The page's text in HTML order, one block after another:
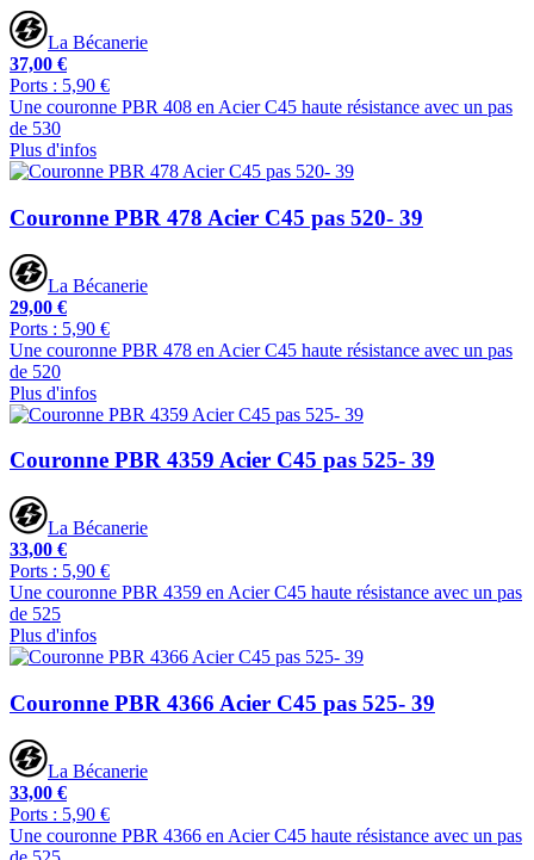
La Bécanerie
37,00 €
Ports : 5,90 €
Une couronne PBR 408 en Acier C45 haute résistance avec un pas
de 530
Plus d'infos
Couronne PBR 478 Acier C45 pas 520- 39
La Bécanerie
29,00 €
Ports : 5,90 €
Une couronne PBR 478 en Acier C45 haute résistance avec un pas
de 520
Plus d'infos
Couronne PBR 4359 Acier C45 pas 525- 39
La Bécanerie
33,00 €
Ports : 5,90 €
Une couronne PBR 4359 en Acier C45 haute résistance avec un pas
de 525
Plus d'infos
Couronne PBR 4366 Acier C45 pas 525- 39
La Bécanerie
33,00 €
Ports : 5,90 €
Une couronne PBR 4366 en Acier C45 haute résistance avec un pas